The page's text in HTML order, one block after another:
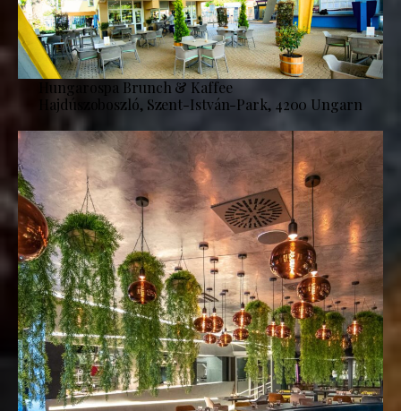
Hungarospa Brunch & Kaffee
Hajdúszoboszló, Szent-István-Park, 4200 Ungarn